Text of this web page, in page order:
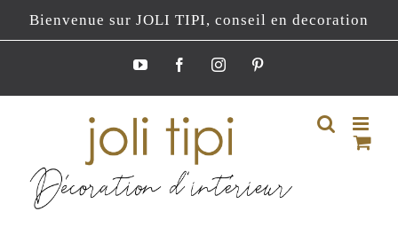
Passer
au
Bienvenue sur JOLI TIPI, conseil en decoration
YouTubeFacebookInstagramPinterest